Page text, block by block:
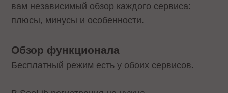
вам независимый обзор каждого сервиса:
плюсы, минусы и особенности.
Обзор функционала
Бесплатный режим есть у обоих сервисов.